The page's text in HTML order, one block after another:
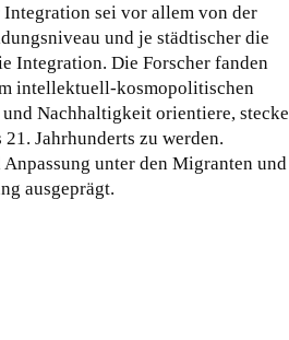
sei vor allem von der
und je städtischer die
Integration. Die Forscher fanden
intellektuell-kosmopolitischen
Nachhaltigkeit orientiere, stecke
Jahrhunderts zu werden.
unter den Migranten und
ausgeprägt.